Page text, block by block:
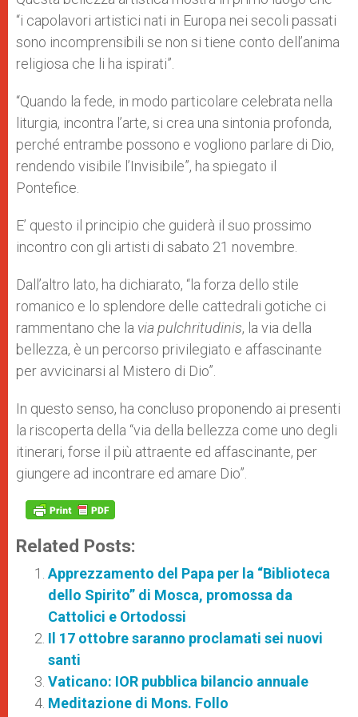
“i capolavori artistici nati in Europa nei secoli passati
sono incomprensibili se non si tiene conto dell’anima
religiosa che li ha ispirati”.
“Quando la fede, in modo particolare celebrata nella
liturgia, incontra l’arte, si crea una sintonia profonda,
perché entrambe possono e vogliono parlare di Dio,
rendendo visibile l’Invisibile”, ha spiegato il
Pontefice.
E’ questo il principio che guiderà il suo prossimo
incontro con gli artisti di sabato 21 novembre.
Dall’altro lato, ha dichiarato, “la forza dello stile
romanico e lo splendore delle cattedrali gotiche ci
rammentano che la via pulchritudinis, la via della
bellezza, è un percorso privilegiato e affascinante
per avvicinarsi al Mistero di Dio”.
In questo senso, ha concluso proponendo ai presenti
la riscoperta della “via della bellezza come uno degli
itinerari, forse il più attraente ed affascinante, per
giungere ad incontrare ed amare Dio”.
Related Posts:
Apprezzamento del Papa per la “Biblioteca
dello Spirito” di Mosca, promossa da
Cattolici e Ortodossi
Il 17 ottobre saranno proclamati sei nuovi
santi
Vaticano: IOR pubblica bilancio annuale
Meditazione di Mons. Follo